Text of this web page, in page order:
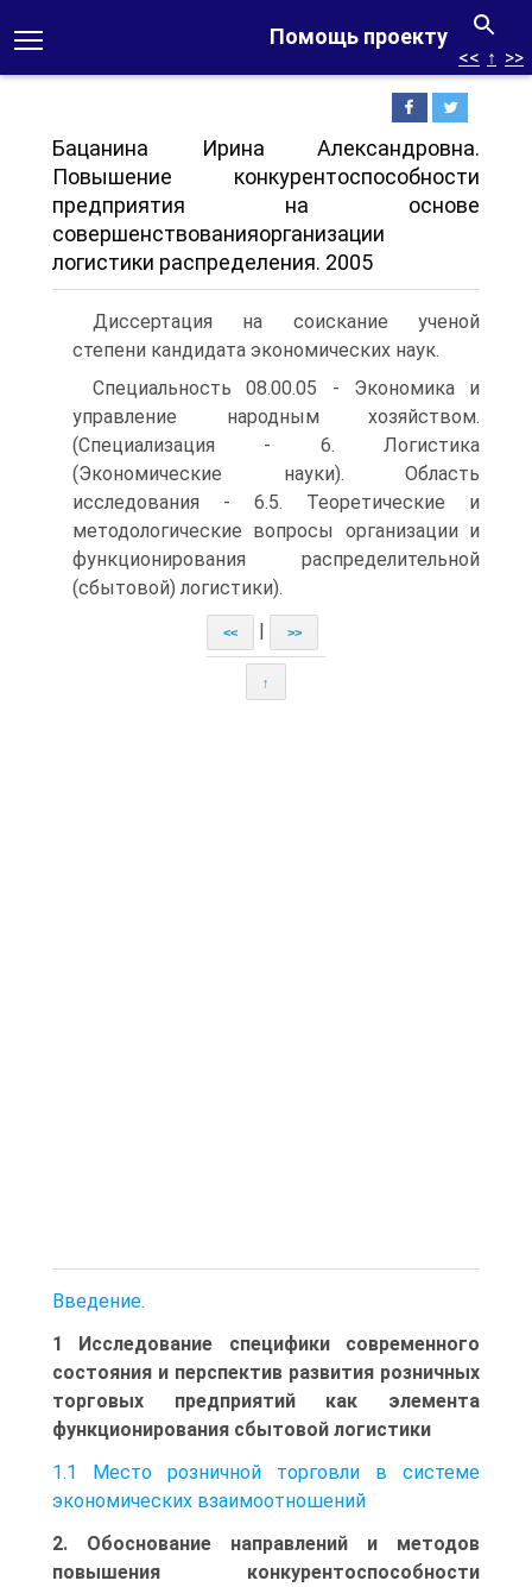
Помощь проекту
<< ↑ >>
Бацанина Ирина Александровна.
Повышение конкурентоспособности
предприятия на основе
совершенствованияорганизации
логистики распределения. 2005
Диссертация на соискание ученой
степени кандидата экономических наук.
Специальность 08.00.05 - Экономика и
управление народным хозяйством.
(Специализация - 6. Логистика
(Экономические науки). Область
исследования - 6.5. Теоретические и
методологические вопросы организации и
функционирования распределительной
(сбытовой) логистики).
<< >>
↑
Введение.
1 Исследование специфики современного
состояния и перспектив развития розничных
торговых предприятий как элемента
функционирования сбытовой логистики
1.1 Место розничной торговли в системе
экономических взаимоотношений
2. Обоснование направлений и методов
повышения конкурентоспособности